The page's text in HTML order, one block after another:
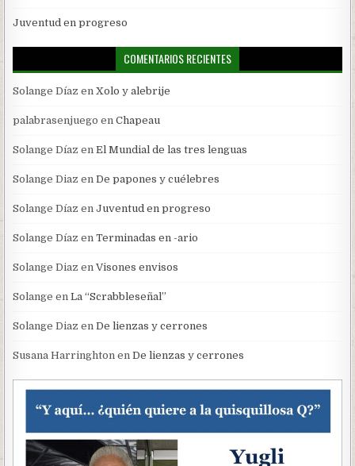
Juventud en progreso
COMENTARIOS RECIENTES
Solange Díaz enXolo y alebrije
palabrasenjuego enChapeau
Solange Díaz enEl Mundial de las tres lenguas
Solange Diaz enDe papones y cuélebres
Solange Díaz enJuventud en progreso
Solange Díaz enTerminadas en -ario
Solange Diaz enVisones envisos
Solange enLa “Scrabbleseñal”
Solange Diaz enDe lienzas y cerrones
Susana Harringhton enDe lienzas y cerrones